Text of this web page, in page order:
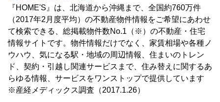
『HOME'S』は、北海道から沖縄まで、全国約760万件
（2017年2月度平均）の不動産物件情報をご希望にあわせ
て検索できる、総掲載物件数No.1（※）の不動産・住宅
情報サイトです。物件情報だけでなく、家賃相場や各種ノ
ウハウ、気になる駅・地域の周辺情報、住まいのトレン
ド、契約・引越し関連サービスまで、住み替えに関するあ
らゆる情報、サービスをワンストップで提供しています
※産経メディックス調査（2017.1.26）